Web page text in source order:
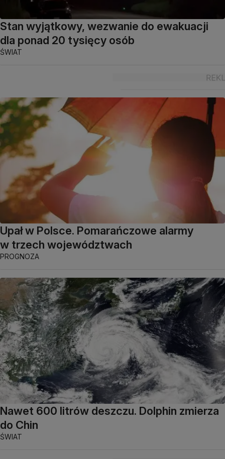
Stan wyjątkowy, wezwanie do ewakuacji
dla ponad 20 tysięcy osób
ŚWIAT
Upał w Polsce. Pomarańczowe alarmy
w trzech województwach
PROGNOZA
Nawet 600 litrów deszczu. Dolphin zmierza
do Chin
ŚWIAT